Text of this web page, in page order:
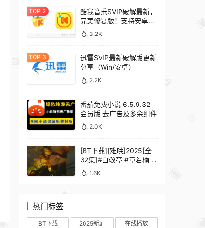
酷我音乐SVIP破解最新，
完美修复版！支持安卓
+车机+pc版！
3.2K
迅雷SVIP最新破解版更新
分享（Win/安卓）
2.2K
番茄免费小说 6.5.9.32
会员版 去广告及多余组件
2.0K
[BT下载][难哄]2025[全
32集]#白敬亭 #章若楠 #
何炅 #秦沛 #鲍起静
1.6K
热门标签
BT下载 2025新剧
在线播放